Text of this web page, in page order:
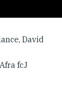
David
fcJ